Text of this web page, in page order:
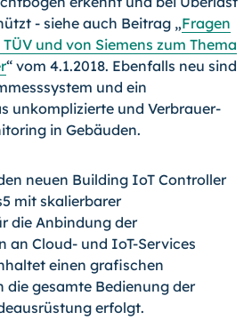
- siehe auch Beitrag „Fragen
und von Siemens zum Thema
“ vom 4.1.2018. Ebenfalls neu sind
und ein
unkomplizierte und Verbrauer-
in Gebäuden.
neuen Building IoT Controller
mit skalierbarer
die Anbindung der
an Cloud- und IoT-Services
einen grafischen
die gesamte Bedienung der
erfolgt.